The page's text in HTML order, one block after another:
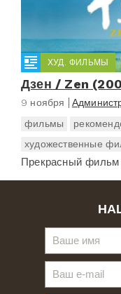
ХУД. ФИЛЬМЫ
Дзен / Zen
9 ноября
фильмы
художественные
Прекрасный фильм